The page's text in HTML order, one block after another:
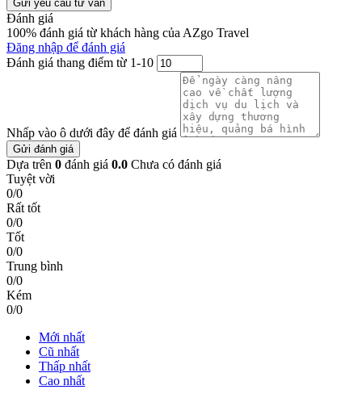
Gửi yêu cầu tư vấn
Đánh giá
100% đánh giá từ khách hàng của AZgo Travel
Đăng nhập để đánh giá
Đánh giá thang điểm từ 1-10
Nhấp vào ô dưới đây để đánh giá
Gửi đánh giá
Dựa trên 0 đánh giá 0.0 Chưa có đánh giá
Tuyệt vời
0/0
Rất tốt
0/0
Tốt
0/0
Trung bình
0/0
Kém
0/0
Mới nhất
Cũ nhất
Thấp nhất
Cao nhất